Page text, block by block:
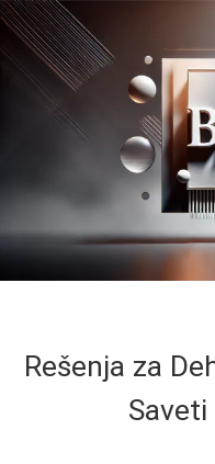
Rešenja za